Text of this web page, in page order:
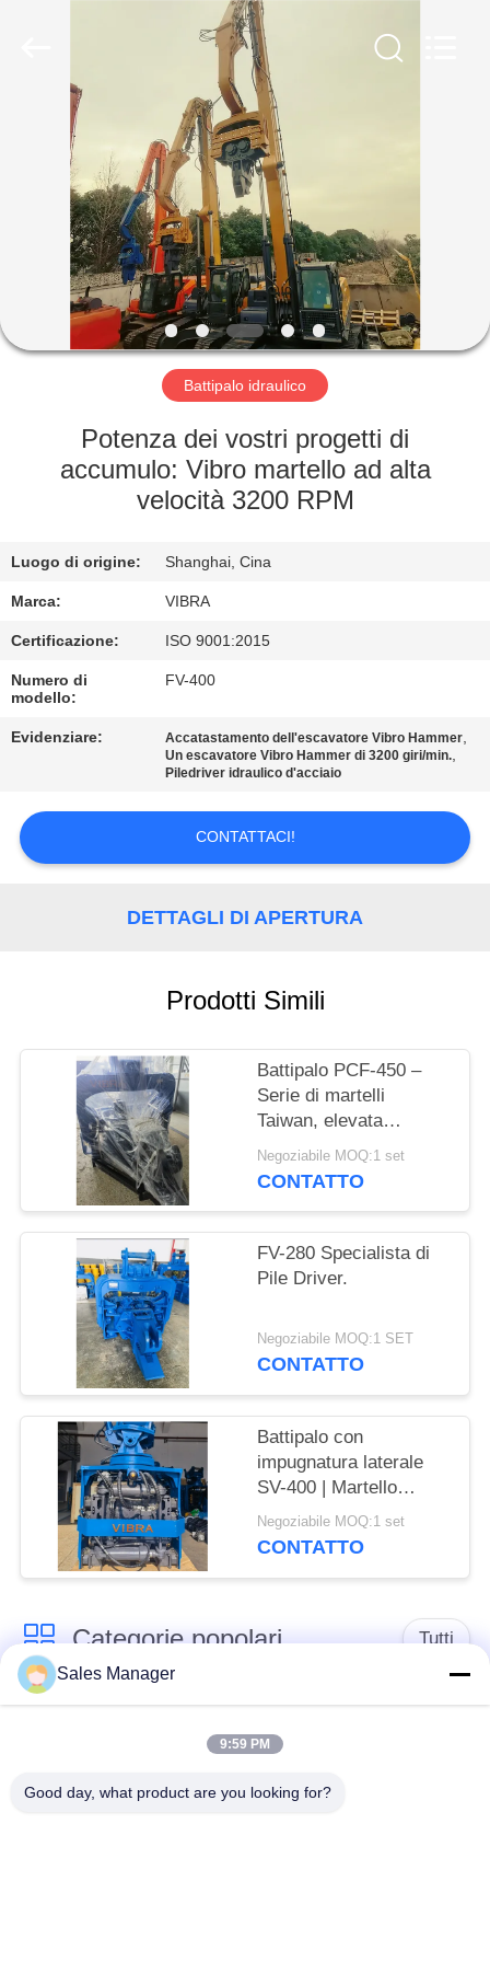
CASA
PRODOTTI
MANIFESTAZIONE
VR
FABBRICA
CONTROLLO
DI
QUALITÀ
CONTATTICI
NOTIZIE
CITAZIONE
SITEMAP
PRIVACY
POLICY
Battipalo idraulico
Potenza dei vostri progetti di
accumulo: Vibro martello ad alta
velocità 3200 RPM
Luogo di origine: Shanghai, Cina
Marca: VIBRA
Certificazione: ISO 9001:2015
Numero di
modello:
FV-400
Evidenziare: Accatastamento dell'escavatore Vibro Hammer,
Un escavatore Vibro Hammer di 3200 giri/min.,
Piledriver idraulico d'acciaio
CONTATTACI!
DETTAGLI DI APERTURA
Prodotti Simili
Battipalo PCF-450 –
Serie di martelli
Taiwan, elevata
intercambiabilità delle
parti e forza di 535 kN
Negoziabile MOQ:1 set
CONTATTO
FV-280 Specialista di
Pile Driver.
Negoziabile MOQ:1 SET
CONTATTO
Battipalo con
impugnatura laterale
SV-400 | Martello
idraulico 656KN per
spazi ristretti
Negoziabile MOQ:1 set
CONTATTO
Categorie popolari Tutti
escavatore montato
battipalo
Martello elettrico
Piledriver laterale
Sales Manager
9:59 PM
Good day, what product are you looking for?